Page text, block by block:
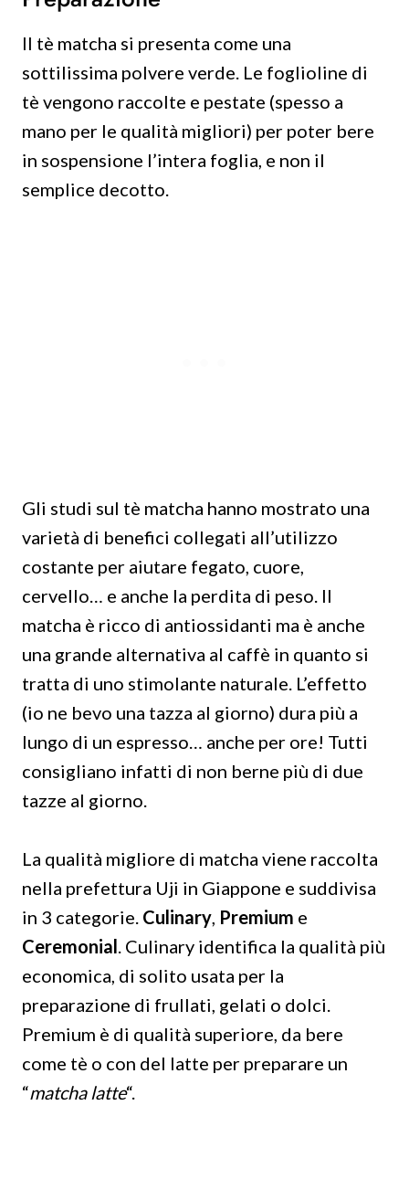
Il tè matcha si presenta come una
sottilissima polvere verde. Le foglioline di
tè vengono raccolte e pestate (spesso a
mano per le qualità migliori) per poter bere
in sospensione l’intera foglia, e non il
semplice decotto.
Gli studi sul tè matcha hanno mostrato una
varietà di benefici collegati all’utilizzo
costante per aiutare fegato, cuore,
cervello… e anche la perdita di peso. Il
matcha è ricco di antiossidanti ma è anche
una grande alternativa al caffè in quanto si
tratta di uno stimolante naturale. L’effetto
(io ne bevo una tazza al giorno) dura più a
lungo di un espresso… anche per ore! Tutti
consigliano infatti di non berne più di due
tazze al giorno.
La qualità migliore di matcha viene raccolta
nella prefettura Uji in Giappone e suddivisa
in 3 categorie. Culinary, Premium e
Ceremonial. Culinary identifica la qualità più
economica, di solito usata per la
preparazione di frullati, gelati o dolci.
Premium è di qualità superiore, da bere
come tè o con del latte per preparare un
“matcha latte“.